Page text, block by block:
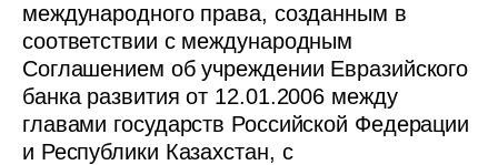
международного права, созданным в
соответствии с международным
Соглашением об учреждении Евразийского
банка развития от 12.01.2006 между
главами государств Российской Федерации
и Республики Казахстан, с